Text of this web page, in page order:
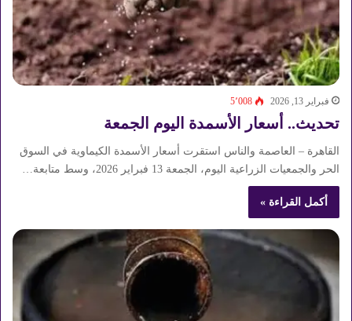
فبراير 13, 2026 5٬008
تحديث.. أسعار الأسمدة اليوم الجمعة
القاهرة – العاصمة والناس استقرت أسعار الأسمدة الكيماوية في السوق
الحر والجمعيات الزراعية اليوم، الجمعة 13 فبراير 2026، وسط متابعة…
أكمل القراءة »